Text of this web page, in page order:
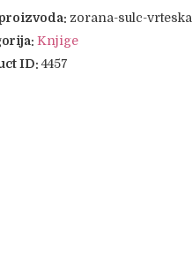
zorana-sulc-vrteska
Knjige
ID:4457